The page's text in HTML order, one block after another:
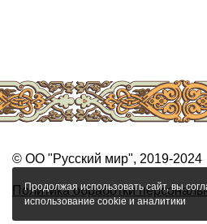
© ОО "Русский мир", 2019-2024
Политика обработки
Продолжая использовать сайт, вы
использование cookie и аналитики